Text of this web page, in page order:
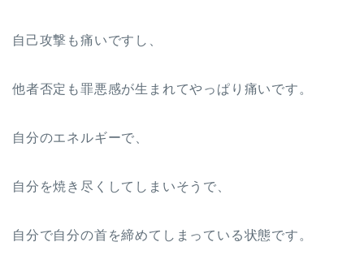
自己攻撃も痛いですし、
他者否定も罪悪感が生まれてやっぱり痛いです。
自分のエネルギーで、
自分を焼き尽くしてしまいそうで、
自分で自分の首を締めてしまっている状態です。